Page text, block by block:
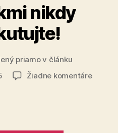
nikdy
priamo v článku
Žiadne komentárena